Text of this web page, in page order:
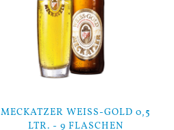
MECKATZER WEISS-GOLD 0,5
LTR. - 9 FLASCHEN